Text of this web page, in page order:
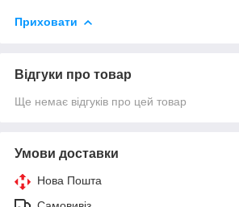
Приховати
Відгуки про товар
Ще немає відгуків про цей товар
Умови доставки
Нова Пошта